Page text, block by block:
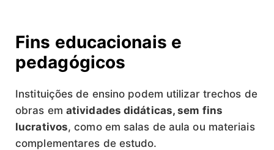
Fins educacionais e
pedagógicos
Instituições de ensino podem utilizar trechos de
obras em atividades didáticas, sem fins
lucrativos, como em salas de aula ou materiais
complementares de estudo.